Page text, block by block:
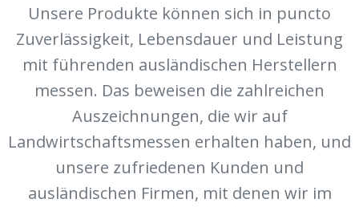
Unsere Produkte können sich in puncto
Zuverlässigkeit, Lebensdauer und Leistung
mit führenden ausländischen Herstellern
messen. Das beweisen die zahlreichen
Auszeichnungen, die wir auf
Landwirtschaftsmessen erhalten haben, und
unsere zufriedenen Kunden und
ausländischen Firmen, mit denen wir im